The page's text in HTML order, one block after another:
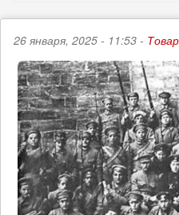
26 января, 2025 - 11:53 -